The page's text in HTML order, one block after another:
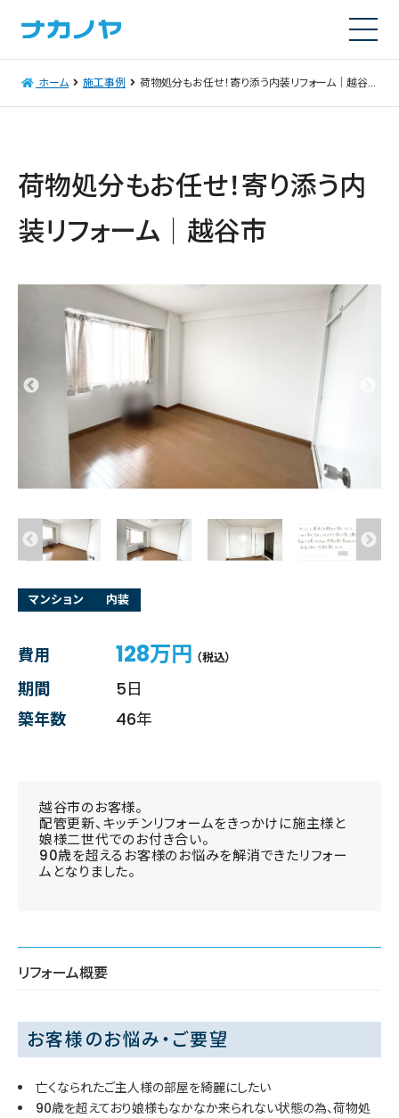
ホーム 施工事例 荷物処分もお任せ！寄り添う内装リフォーム｜越谷市
荷物処分もお任せ！寄り添う内
装リフォーム｜越谷市
マンション 内装
費用 128万円 （税込）
期間
5日
築年数
46年
越谷市のお客様。
配管更新、キッチンリフォームをきっかけに施主様と
娘様二世代でのお付き合い。
90歳を超えるお客様のお悩みを解消できたリフォー
ムとなりました。
リフォーム概要
お客様のお悩み・ご要望
亡くなられたご主人様の部屋を綺麗にしたい
90歳を超えており娘様もなかなか来られない状態の為、荷物処